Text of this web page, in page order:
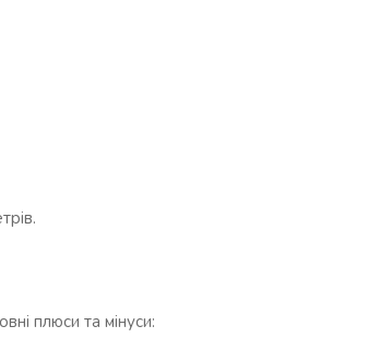
плюси та мінуси: